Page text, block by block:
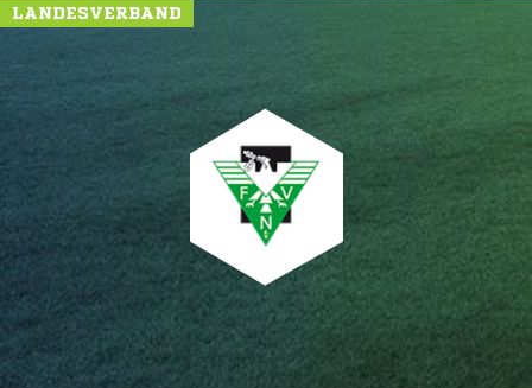
LANDESVERBAND